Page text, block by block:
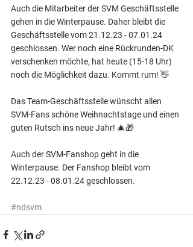
Auch die Mitarbeiter der SVM Geschäftsstelle
gehen in die Winterpause. Daher bleibt die
Geschäftsstelle vom 21.12.23 - 07.01.24
geschlossen. Wer noch eine Rückrunden-DK
verschenken möchte, hat heute (15-18 Uhr)
noch die Möglichkeit dazu. Kommt rum! 👋
Das Team-Geschäftsstelle wünscht allen
SVM-Fans schöne Weihnachtstage und einen
guten Rutsch ins neue Jahr! 🎄🎁
Auch der SVM-Fanshop geht in die
Winterpause. Der Fanshop bleibt vom
22.12.23 - 08.01.24 geschlossen.
#ndsvm